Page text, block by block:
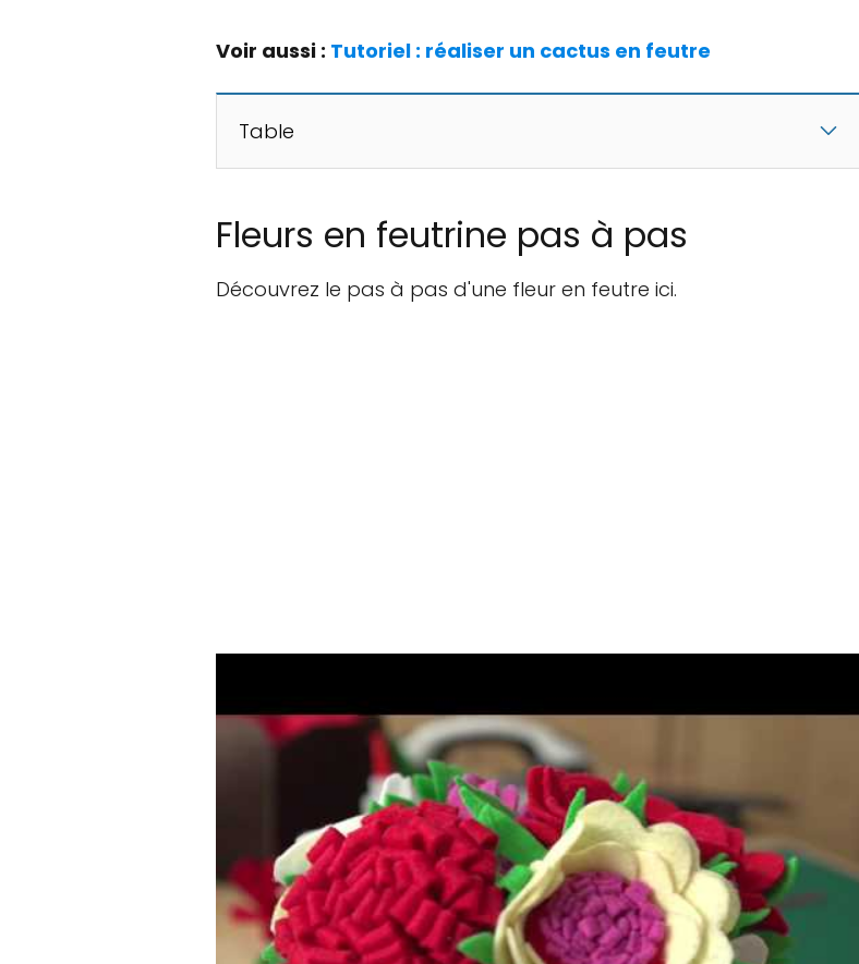
Voir aussi : Tutoriel : réaliser un cactus en feutre
Table
Fleurs en feutrine pas à pas
Découvrez le pas à pas d'une fleur en feutre ici.